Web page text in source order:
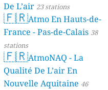
De L’air 23 stations
🇫🇷Atmo En Hauts-de-
France - Pas-de-Calais 38
stations
🇫🇷AtmoNAQ - La
Qualité De L’air En
Nouvelle Aquitaine 46